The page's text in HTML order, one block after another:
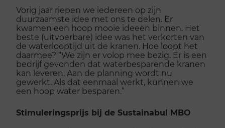
Vorig jaar riepen we iedereen op zijn
duurzaamste idee met ons te delen. Er
kwamen een hoop mooie ideeën binnen. Het
beste (uitvoerbare) idee was het verkorten van
de waterlooptijd uit de kranen. Hoe loopt het
daarmee? “We zijn er volop mee bezig. Er is een
bedrijf gevonden dat waterbesparende kranen
kan leveren. Aan de planning wordt nu
gewerkt. Als dat eenmaal werkt, kunnen we
een hoop water besparen.”
Stimuleringsprijs bij de Sustainabul MBO